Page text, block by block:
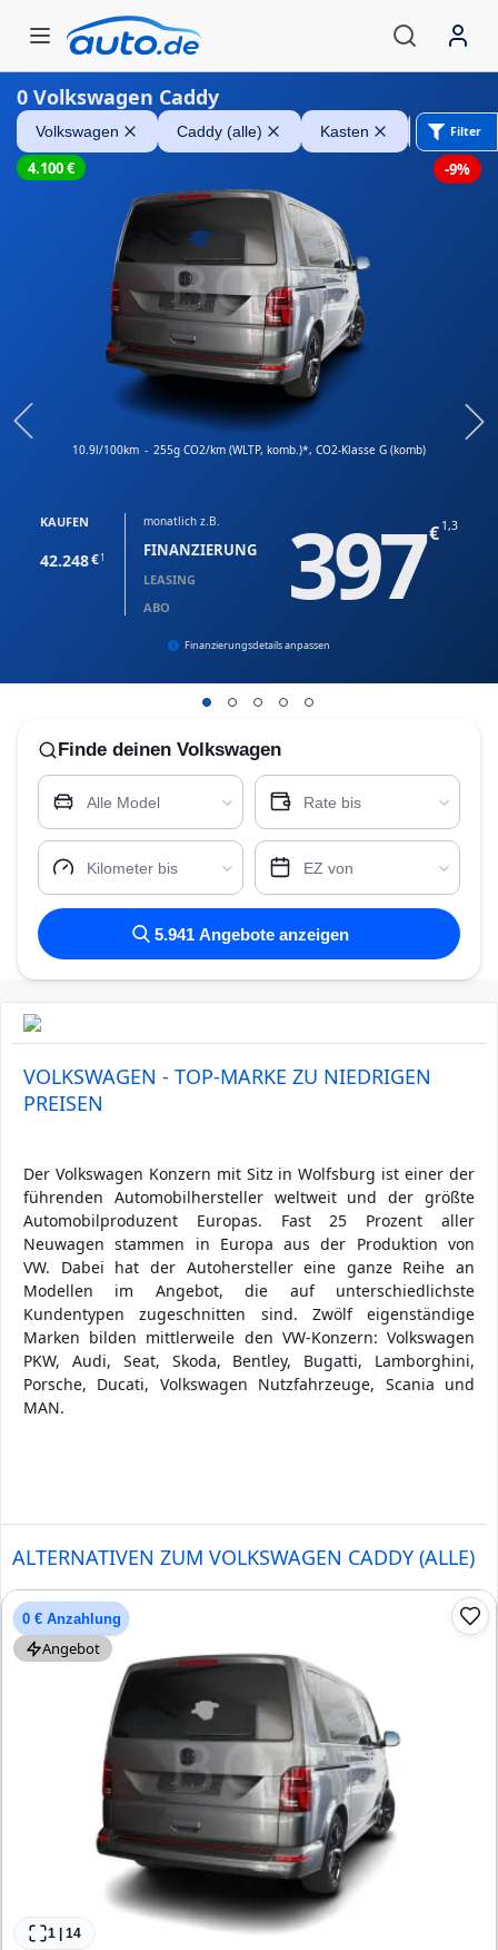
0 Volkswagen Caddy
Volkswagen Caddy (alle) Kasten Alle Filter
Filter
Volkswagen T6 Multivan
4.100€ -9%
10.9l/100km - 255g CO2/km (WLTP, komb.)*, CO2-Klasse G (komb)
monatlich z.B.
FINANZIERUNG
LEASING
ABO
397 1,3
KAUFEN
42.248 1
Finanzierungsdetails anpassen
Finde deinen Volkswagen
Alle Model Rate bis
Kilometer bis EZ von
5.941 Angebote anzeigen
VOLKSWAGEN - TOP-MARKE ZU NIEDRIGEN
PREISEN
Der Volkswagen Konzern mit Sitz in Wolfsburg ist einer der
führenden Automobilhersteller weltweit und der größte
Automobilproduzent Europas. Fast 25 Prozent aller
Neuwagen stammen in Europa aus der Produktion von
VW. Dabei hat der Autohersteller eine ganze Reihe an
Modellen im Angebot, die auf unterschiedlichste
Kundentypen zugeschnitten sind. Zwölf eigenständige
Marken bilden mittlerweile den VW-Konzern: Volkswagen
PKW, Audi, Seat, Skoda, Bentley, Bugatti, Lamborghini,
Porsche, Ducati, Volkswagen Nutzfahrzeuge, Scania und
MAN.
ALTERNATIVEN ZUM VOLKSWAGEN CADDY (ALLE)
0 € Anzahlung
Angebot
1 14